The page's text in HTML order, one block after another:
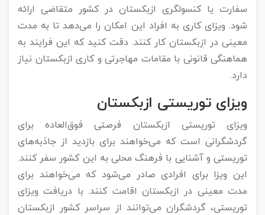
سفارت یا کنسولگری ازبکستان در کشور متقاضی ارائه
شود. ویزای کاری به افراد این امکان را می‌دهد تا به مدت
معینی در ازبکستان کار کنند. دقت کنید که این فرایند به
هماهنگی قانونی با مقامات مهاجرتی و کاری ازبکستان نیاز
دارد.
ویزای توریستی ازبکستان
ویزای توریستی ازبکستان فرصتی فوق‌العاده برای
گردشگرانی است که می‌خواهند برای بازدید از جاذبه‌های
توریستی و آشنایی با فرهنگ محلی به این کشور سفر کنند.
این ویزا برای افرادی صادر می‌شود که می‌خواهند برای
مدت معینی در ازبکستان اقامت کنند. با دریافت ویزای
توریستی، گردشگران می‌توانند از سراسر کشور ازبکستان